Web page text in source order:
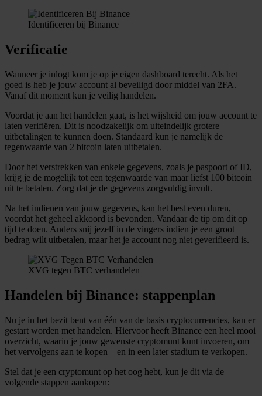
Identificeren bij Binance
Verificatie
Wanneer je inlogt kom je op je eigen dashboard terecht. Als het
goed is heb je jouw account al beveiligd door middel van 2FA.
Vanaf dit moment kun je veilig handelen.
Voordat je aan het handelen gaat, is het wijsheid om jouw account te
laten verifiëren. Dit is noodzakelijk om uiteindelijk grotere
uitbetalingen te kunnen doen. Standaard kun je namelijk de
tegenwaarde van 2 bitcoin laten uitbetalen.
Door het verstrekken van enkele gegevens, zoals je paspoort of ID,
krijg je de mogelijk tot een tegenwaarde van maar liefst 100 bitcoin
uit te betalen. Zorg dat je de gegevens zorgvuldig invult.
Na het indienen van jouw gegevens, kan het best even duren,
voordat het geheel akkoord is bevonden. Vandaar de tip om dit op
tijd te doen. Anders snij jezelf in de vingers indien je een groot
bedrag wilt uitbetalen, maar het je account nog niet geverifieerd is.
XVG tegen BTC verhandelen
Handelen bij Binance: stappenplan
Nu je in het bezit bent van één van de basis cryptocurrencies, kan er
gestart worden met handelen. Hiervoor heeft Binance een heel mooi
overzicht, waarin je jouw gewenste cryptomunt kunt invoeren, om
het vervolgens aan te kopen – en in een later stadium te verkopen.
Stel dat je een cryptomunt op het oog hebt, kun je dit via de
volgende stappen aankopen: